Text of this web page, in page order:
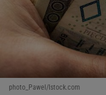
photo_Pawel/Istock.com